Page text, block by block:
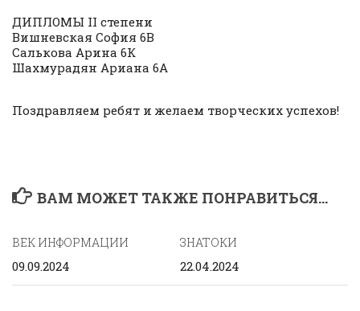
ДИПЛОМЫ II степени
Вишневская София 6В
Салькова Арина 6К
Шахмурадян Ариана 6А
Поздравляем ребят и желаем творческих успехов!
ВАМ МОЖЕТ ТАКЖЕ ПОНРАВИТЬСЯ...
ВЕК ИНФОРМАЦИИ
09.09.2024
ЗНАТОКИ
22.04.2024